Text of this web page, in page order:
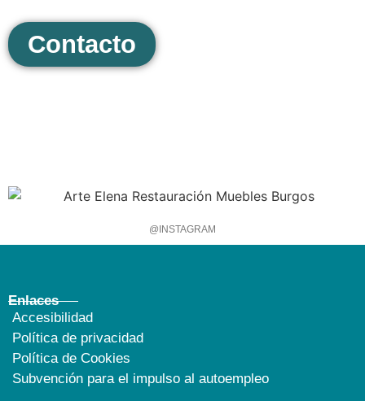
Contacto
@INSTAGRAM
Enlaces
Accesibilidad
Política de privacidad
Política de Cookies
Subvención para el impulso al autoempleo